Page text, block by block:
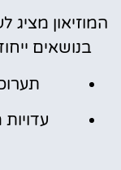
המוזיאון מציג
בנושאים